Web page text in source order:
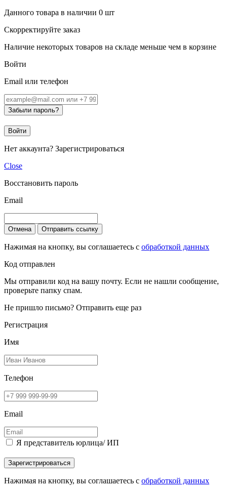
Данного товара в наличии 0 шт
Скорректируйте заказ
Наличие некоторых товаров на складе меньше чем в корзине
Войти
Email или телефон
Забыли пароль?
Войти
Нет аккаунта? Зарегистрироваться
Close
Восстановить пароль
Email
Отмена Отправить ссылку
Нажимая на кнопку, вы соглашаетесь с обработкой данных
Код отправлен
Мы отправили код на вашу почту. Если не нашли сообщение,
проверьте папку спам.
Не пришло письмо? Отправить еще раз
Регистрация
Имя
Телефон
Email
Я представитель юрлица/ ИП
Зарегистрироваться
Нажимая на кнопку, вы соглашаетесь с обработкой данных